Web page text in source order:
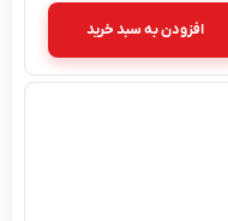
افزودن به سبد خرید